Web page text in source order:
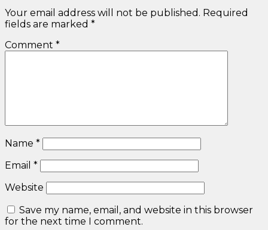
Your email address will not be published. Required
fields are marked *
Comment *
Name *
Email *
Website
Save my name, email, and website in this browser
for the next time I comment.